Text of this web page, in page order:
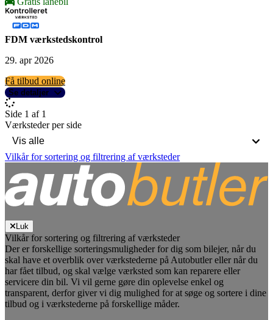
FDM værkstedskontrol
29. apr 2026
Få tilbud online
Se detaljer
Side 1 af 1
Værksteder per side
Vilkår for sortering og filtrering af værksteder
Luk
Vilkår for sortering og filtrering af værksteder
Der er forskellige sorteringsmuligheder for dig som bilejer, når du
skal have et overblik over værkstederne på Autobutler eller når du
har fået tilbud, og skal vælge værksted som kan reparere eller
servicere din bil. Vi vil gerne gøre din oplevelse enkel og
transparent, derfor giver vi dig mulighed for at søge og sortere i dine
tilbud og i værkstederne på forskellige måder.